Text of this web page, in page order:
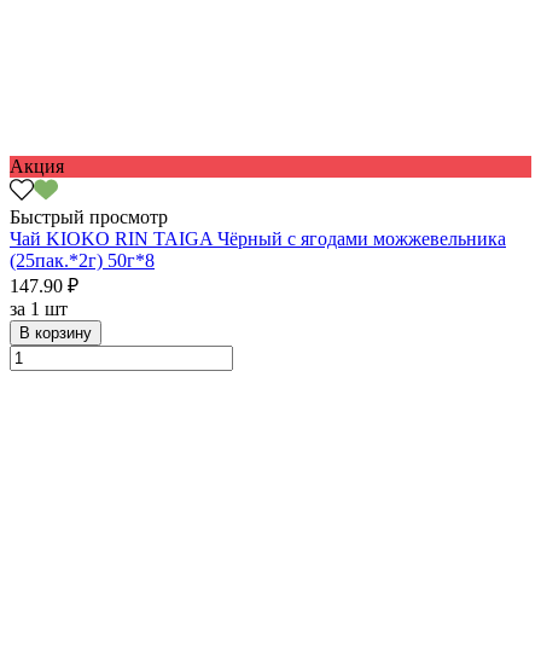
Акция
Быстрый просмотр
Чай KIOKO RIN TAIGA Чёрный с ягодами можжевельника
(25пак.*2г) 50г*8
147.90 ₽
за 1 шт
В корзину